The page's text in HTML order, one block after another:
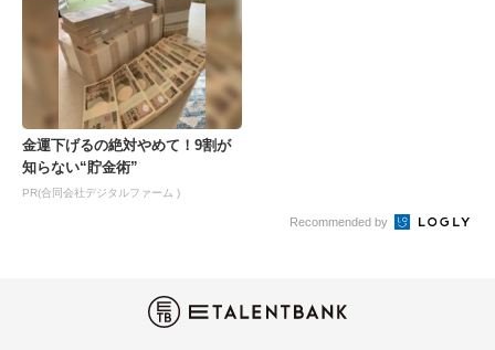
金運下げるの絶対やめて！9割が
知らない“貯金術”
PR(合同会社デジタルファーム )
Recommended by